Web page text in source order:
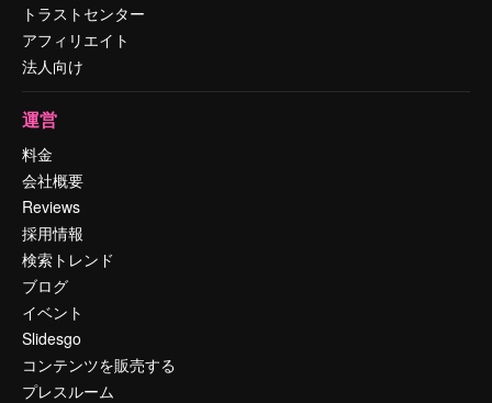
トラストセンター
アフィリエイト
法人向け
運営
料金
会社概要
Reviews
採用情報
検索トレンド
ブログ
イベント
Slidesgo
コンテンツを販売する
プレスルーム